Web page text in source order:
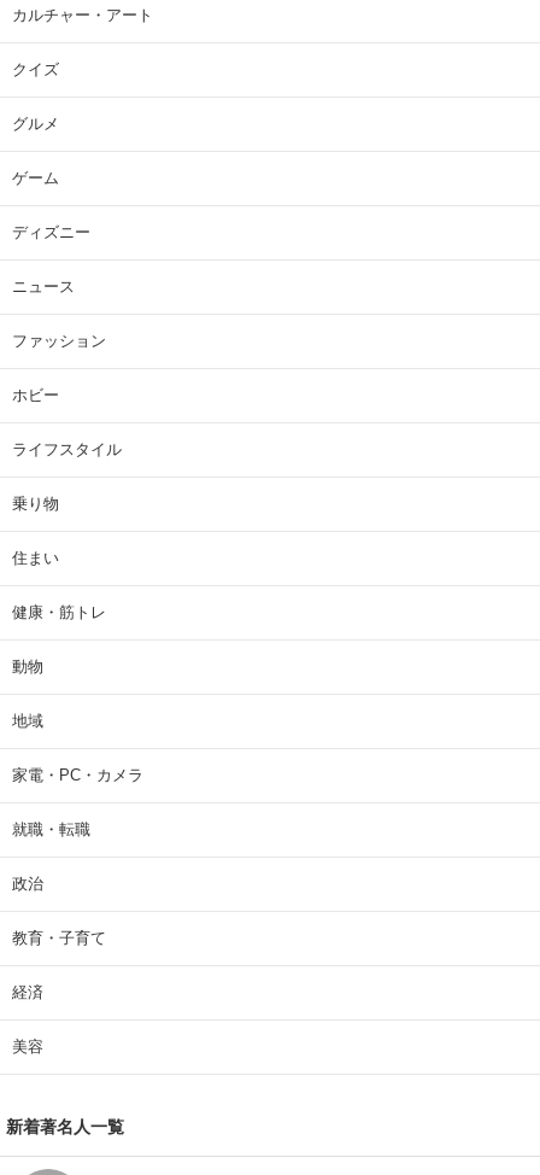
カルチャー・アート
クイズ
グルメ
ゲーム
ディズニー
ニュース
ファッション
ホビー
ライフスタイル
乗り物
住まい
健康・筋トレ
動物
地域
家電・PC・カメラ
就職・転職
政治
教育・子育て
経済
美容
新着著名人一覧